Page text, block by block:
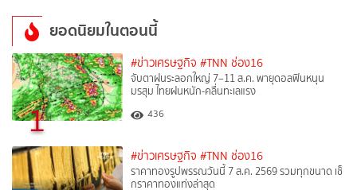
ยอดนิยมในตอนนี้
1
#ข่าวเศรษฐกิจ #TNN ช่อง16
จับตาฝนระลอกใหญ่ 7–11 ส.ค. พายุดอลฟินหนุน
มรสุม ไทยฝนหนัก-คลื่นทะเลแรง
436
#ข่าวเศรษฐกิจ #TNN ช่อง16
ราคาทองรูปพรรณวันนี้ 7 ส.ค. 2569 รวมทุกขนาด เช็
กราคาทองแท่งล่าสุด